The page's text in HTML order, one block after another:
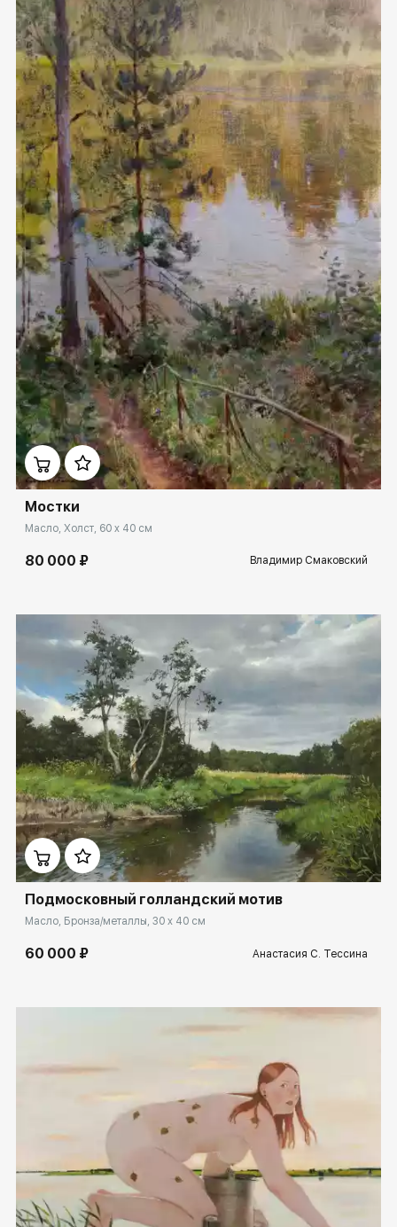
Домен: rakovgallery.ru
Мостки
Масло, Холст, 60 x 40 см
80 000 ₽ Владимир Смаковский
Домен: rakovgallery.ru
Подмосковный голландский мотив
Масло, Бронза/металлы, 30 x 40 см
60 000 ₽ Анастасия С. Тессина